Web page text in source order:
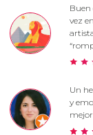
Buen
vez
Un
y